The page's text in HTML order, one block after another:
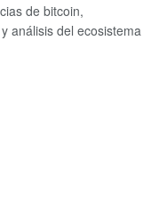
de bitcoin,
análisis del ecosistema